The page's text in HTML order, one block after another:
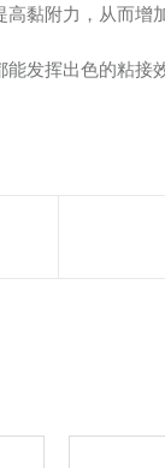
黏附力，从而增
发挥出色的粘